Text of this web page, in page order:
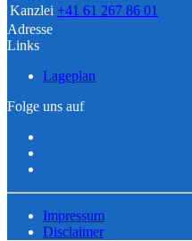
Kanzlei +41 61 267 86 01
Adresse
Links
Lageplan
Folge uns auf
Impressum
Disclaimer